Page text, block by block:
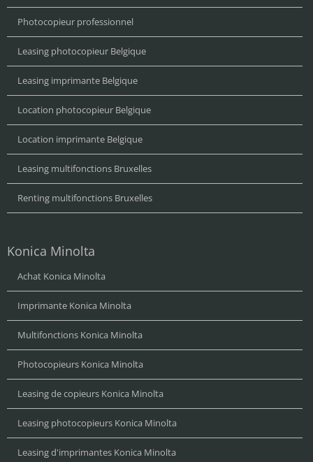
Photocopieur professionnel
Leasing photocopieur Belgique
Leasing imprimante Belgique
Location photocopieur Belgique
Location imprimante Belgique
Leasing multifonctions Bruxelles
Renting multifonctions Bruxelles
Konica Minolta
Achat Konica Minolta
Imprimante Konica Minolta
Multifonctions Konica Minolta
Photocopieurs Konica Minolta
Leasing de copieurs Konica Minolta
Leasing photocopieurs Konica Minolta
Leasing d'imprimantes Konica Minolta